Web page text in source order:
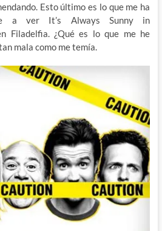
Esto último es lo que me ha
a ver It’s Always Sunny in
Filadelfia. ¿Qué es lo que me he
mala como me temía.